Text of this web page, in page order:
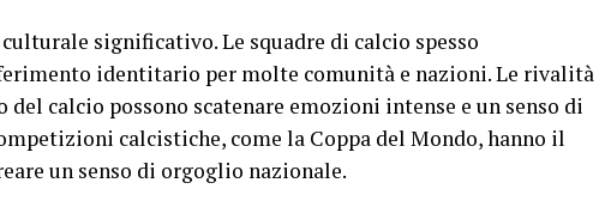
significativo. Le squadre di calcio spesso
identitario per molte comunità e nazioni. Le rivalità
del calcio possono scatenare emozioni intense e un senso di
calcistiche, come la Coppa del Mondo, hanno il
un senso di orgoglio nazionale.